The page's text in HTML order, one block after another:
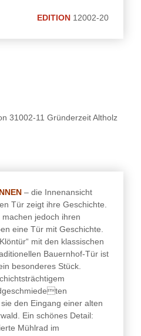
EDITION 12002-20
– die Innenansicht
Tür zeigt ihre Geschichte.
jedoch ihren
eine Tür mit Geschichte.
mit den klassischen
Bauernhof-Tür ist
besonderes Stück.
den Eingang einer alten
Ein schönes Detail:
Mühlrad im